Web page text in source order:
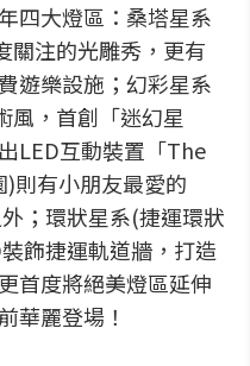
四大燈區：桑塔星系
關注的光雕秀，更有
遊樂設施；幻彩星系
風，首創「迷幻星
LED互動裝置「The
則有小朋友最愛的
；環狀星系(捷運環狀
飾捷運軌道牆，打造
首度將絕美燈區延伸
華麗登場！